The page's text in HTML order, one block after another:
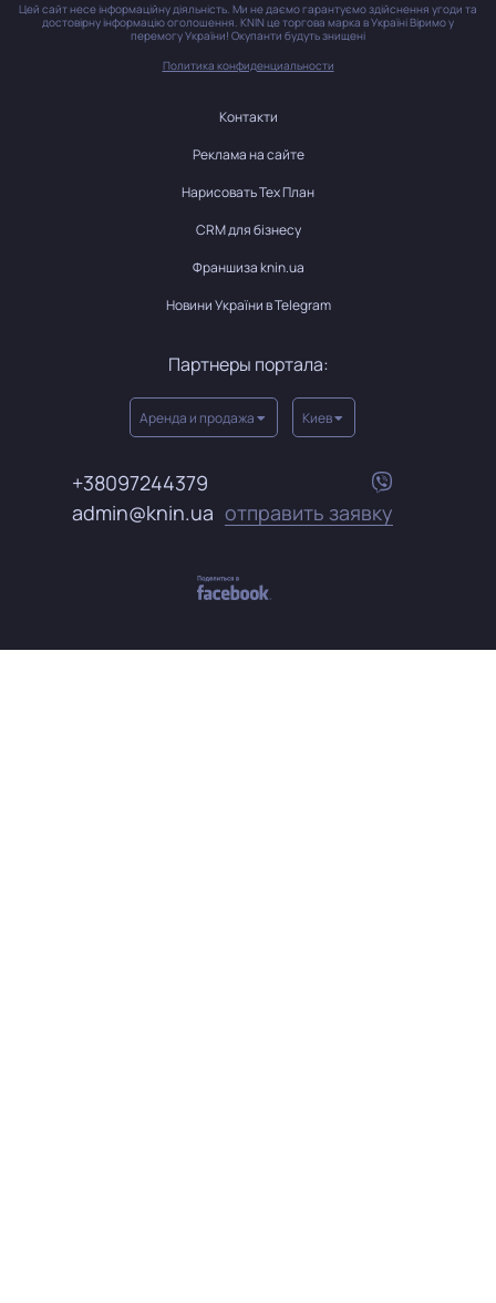
Цей сайт несе інформаційну діяльність. Ми не даємо гарантуємо здійснення угоди та
достовірну інформацію оголошення. KNIN це торгова марка в Україні Віримо у
перемогу України! Окупанти будуть знищені
Политика конфиденциальности
Контакти
Реклама на сайте
Нарисовать Тех План
CRM для бізнесу
Франшиза knin.ua
Новини України в Telegram
Партнеры портала:
Аренда и продажа Киев
+38097244379
admin@knin.ua отправить заявку